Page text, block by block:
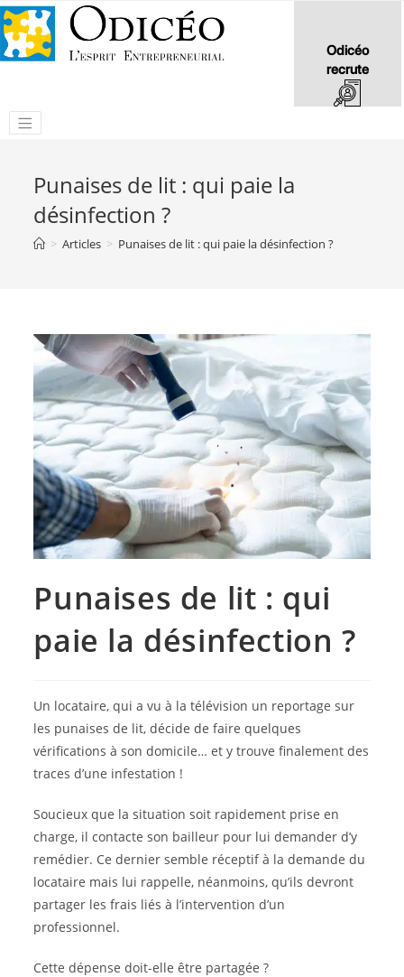
Odicéo
recrute
Punaises de lit : qui paie la
désinfection ?
> Articles > Punaises de lit : qui paie la désinfection ?
Punaises de lit : qui
paie la désinfection ?
Un locataire, qui a vu à la télévision un reportage sur
les punaises de lit, décide de faire quelques
vérifications à son domicile… et y trouve finalement des
traces d’une infestation !
Soucieux que la situation soit rapidement prise en
charge, il contacte son bailleur pour lui demander d’y
remédier. Ce dernier semble réceptif à la demande du
locataire mais lui rappelle, néanmoins, qu’ils devront
partager les frais liés à l’intervention d’un
professionnel.
Cette dépense doit-elle être partagée ?